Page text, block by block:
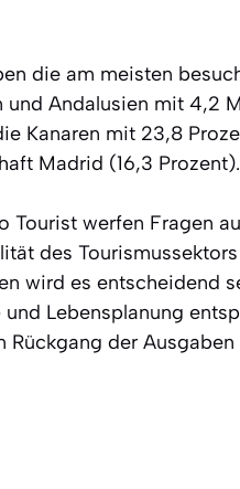
die am meisten
Andalusien mit 4,2
Kanaren mit 23,8
Madrid (16,3 Prozent).
Tourist werfen Fragen
des
wird es entscheidend
Lebensplanung
Rückgang der